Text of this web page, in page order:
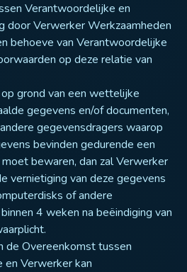
Verantwoordelijke en
door Verwerker Werkzaamheden
behoeve van Verantwoordelijke
op deze relatie van
grond van een wettelijke
gegevens en/of documenten,
gegevensdragers waarop
bevinden gedurende een
bewaren, dan zal Verwerker
vernietiging van deze gegevens
of andere
4 weken na beëindiging van
de Overeenkomst tussen
Verwerker kan